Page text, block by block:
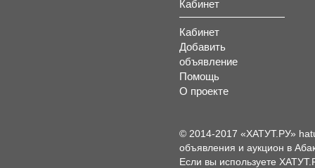
Кабинет
Кабинет
Добавить
объявление
Помощь
О проекте
© 2014-2017 «ХАТУТ.РУ»
объявления и аукцион в
Если вы используете